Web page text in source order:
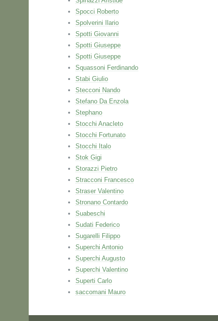
Spocci Roberto
Spolverini Ilario
Spotti Giovanni
Spotti Giuseppe
Spotti Giuseppe
Squassoni Ferdinando
Stabi Giulio
Stecconi Nando
Stefano Da Enzola
Stephano
Stocchi Anacleto
Stocchi Fortunato
Stocchi Italo
Stok Gigi
Storazzi Pietro
Stracconi Francesco
Straser Valentino
Stronano Contardo
Suabeschi
Sudati Federico
Sugarelli Filippo
Superchi Antonio
Superchi Augusto
Superchi Valentino
Superti Carlo
saccomani Mauro